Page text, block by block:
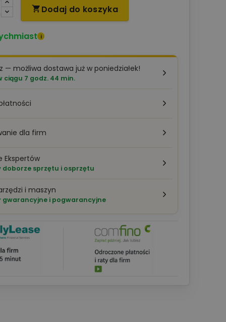
 Dodaj do koszyka
i
— możliwa dostawa już w poniedziałek!
ciągu 7 godz. 44 min.
dla firm
Ekspertów
doborze sprzętu i osprzętu
i maszyn
gwarancyjne i pogwarancyjne